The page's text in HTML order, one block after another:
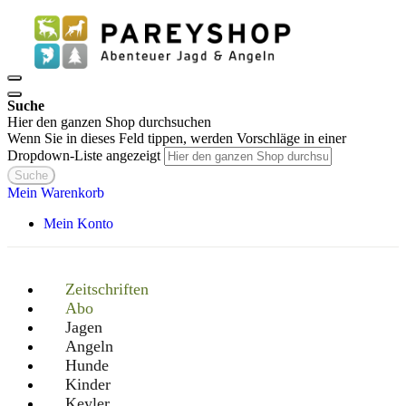
Suche
Hier den ganzen Shop durchsuchen
Wenn Sie in dieses Feld tippen, werden Vorschläge in einer
Dropdown-Liste angezeigt
Suche
Mein Warenkorb
Mein Konto
Zeitschriften
Abo
Jagen
Angeln
Hunde
Kinder